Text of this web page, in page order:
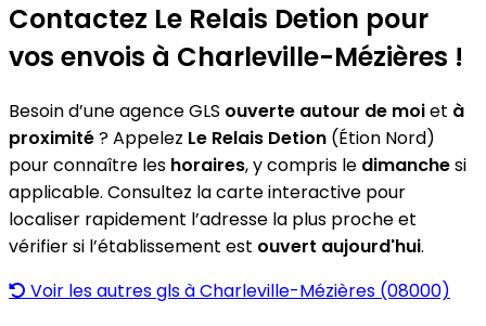
Contactez Le Relais Detion pour
vos envois à Charleville-Mézières !
Besoin d’une agence GLS ouverte autour de moiet à
proximité? Appelez Le Relais Detion (Étion Nord)
pour connaître les horaires, y compris le dimanchesi
applicable. Consultez la carte interactive pour
localiser rapidement l’adresse la plus proche et
vérifier si l’établissement est ouvert aujourd'hui.
Voir les autres gls à Charleville-Mézières (08000)